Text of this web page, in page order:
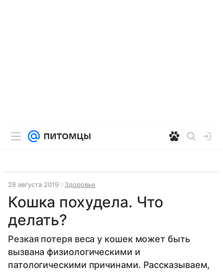
28 августа 2019 Здоровье
Кошка похудела. Что
делать?
Резкая потеря веса у кошек может быть
вызвана физиологическими и
патологическими причинами. Рассказываем,